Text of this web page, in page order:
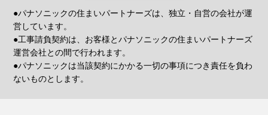
●パナソニックの住まいパートナーズは、独立・自営の会社が運
営しています。
●工事請負契約は、お客様とパナソニックの住まいパートナーズ
運営会社との間で行われます。
●パナソニックは当該契約にかかる一切の事項につき責任を負わ
ないものとします。